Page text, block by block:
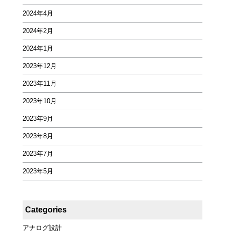
2024年4月
2024年2月
2024年1月
2023年12月
2023年11月
2023年10月
2023年9月
2023年8月
2023年7月
2023年5月
Categories
アナログ設計